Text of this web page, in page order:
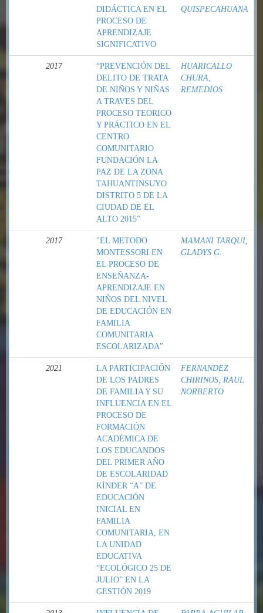
DIDÁCTICA EN EL
PROCESO DE
APRENDIZAJE
SIGNIFICATIVO
QUISPECAHUANA
2017
“PREVENCIÓN DEL
DELITO DE TRATA
DE NIÑOS Y NIÑAS
A TRAVES DEL
PROCESO TEORICO
Y PRÁCTICO EN EL
CENTRO
COMUNITARIO
FUNDACIÓN LA
PAZ DE LA ZONA
TAHUANTINSUYO
DISTRITO 5 DE LA
CIUDAD DE EL
ALTO 2015”
HUARICALLO
CHURA,
REMEDIOS
2017
"EL METODO
MONTESSORI EN
EL PROCESO DE
ENSEÑANZA-
APRENDIZAJE EN
NIÑOS DEL NIVEL
DE EDUCACIÓN EN
FAMILIA
COMUNITARIA
ESCOLARIZADA"
MAMANI TARQUI,
GLADYS G.
2021
LA PARTICIPACIÓN
DE LOS PADRES
DE FAMILIA Y SU
INFLUENCIA EN EL
PROCESO DE
FORMACIÓN
ACADÉMICA DE
LOS EDUCANDOS
DEL PRIMER AÑO
DE ESCOLARIDAD
KÍNDER “A” DE
EDUCACIÓN
INICIAL EN
FAMILIA
COMUNITARIA, EN
LA UNIDAD
EDUCATIVA
“ECOLÓGICO 25 DE
JULIO” EN LA
GESTIÓN 2019
FERNANDEZ
CHIRINOS, RAUL
NORBERTO